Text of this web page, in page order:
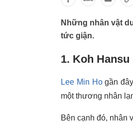
Những nhân vật
tức giận.
1. Koh
Lee Min Hogần
một thương nhân
Bên cạnh đó, nhân